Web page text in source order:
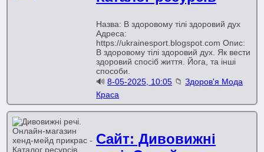
Назва: В здоровому тілі здоровий дух
Адреса:
https://ukrainesport.blogspot.com Опис:
В здоровому тілі здоровий дух. Як вести
здоровий спосіб життя. Йога, та інші
способи.
🔊8-05-2025, 10:05 📁Здоров'я Мода
Краса
Сайт: Дивовижні